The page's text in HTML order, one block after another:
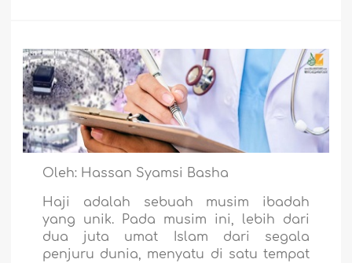
Oleh: Hassan Syamsi Basha
Haji adalah sebuah musim ibadah
yang unik. Pada musim ini, lebih dari
dua juta umat Islam dari segala
penjuru dunia, menyatu di satu tempat